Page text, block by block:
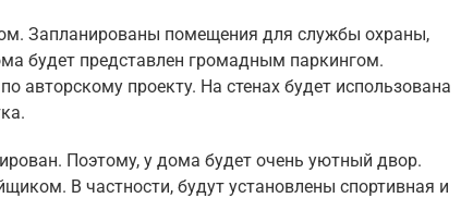
Запланированы помещения для службы охраны,
будет представлен громадным паркингом.
проекту. На стенах будет использована
Поэтому, у дома будет очень уютный двор.
В частности, будут установлены спортивная и